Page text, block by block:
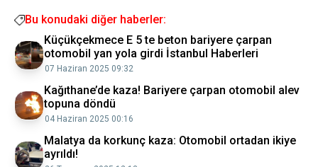
Bu konudaki diğer haberler:
Küçükçekmece E 5 te beton bariyere çarpan
otomobil yan yola girdi İstanbul Haberleri
07 Haziran 2025 09:32
Kağıthane’de kaza! Bariyere çarpan otomobil alev
topuna döndü
04 Haziran 2025 00:16
Malatya da korkunç kaza: Otomobil ortadan ikiye
ayrıldı!